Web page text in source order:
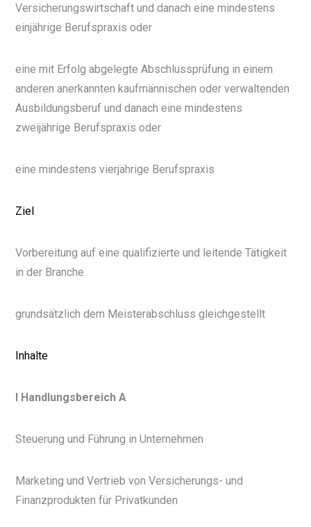
Versicherungswirtschaft und danach eine mindestens
einjährige Berufspraxis oder
eine mit Erfolg abgelegte Abschlussprüfung in einem
anderen anerkannten kaufmännischen oder verwaltenden
Ausbildungsberuf und danach eine mindestens
zweijährige Berufspraxis oder
eine mindestens vierjährige Berufspraxis
Ziel
Vorbereitung auf eine qualifizierte und leitende Tätigkeit
in der Branche
grundsätzlich dem Meisterabschluss gleichgestellt
Inhalte
I Handlungsbereich A
Steuerung und Führung in Unternehmen
Marketing und Vertrieb von Versicherungs- und
Finanzprodukten für Privatkunden